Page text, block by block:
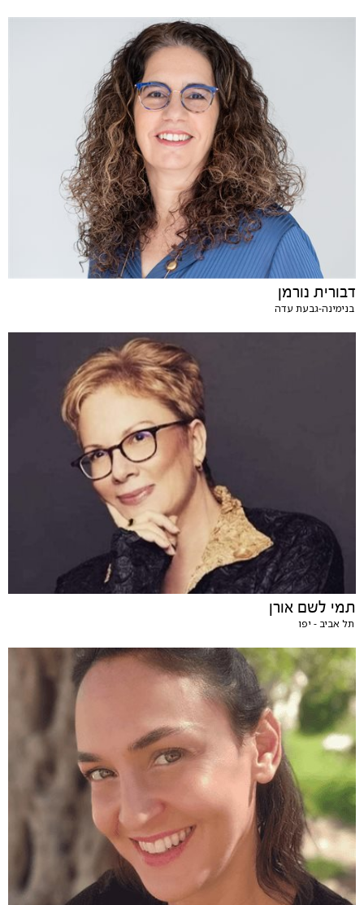
דבורית נורמן
בנימינה-גבעת עדה
תמי לשם אורן
תל אביב - יפו